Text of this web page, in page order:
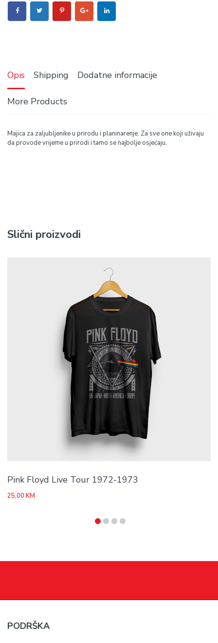
Opis Shipping Dodatne informacije
More Products
Majica za zaljubljenike u prirodu i planinarenje. Za sve one koji uživaju
da provode vrijeme u prirodi i tamo se najbolje osjećaju.
Slični proizvodi
Pink Floyd Live Tour 1972-1973
25,00 KM
PODRŠKA